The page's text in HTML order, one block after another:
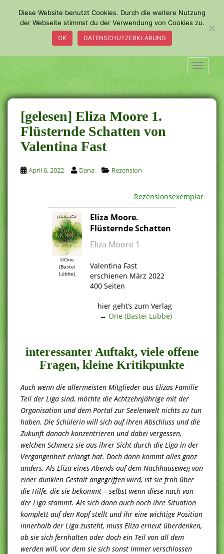
a
i
n
c
o
n
t
e
n
t
[gelesen] Eliza Moore 1.
Flüsternde Schatten von
Valentina Fast
April 6, 2022 Dana Rezension
Rezensionsexemplar
©One
(Bastei
Lübbe)
Eliza Moore.
Flüsternde Schatten
Eliza Moore 1
Valentina Fast
erschienen März 2022
400 Seiten
hier geht’s zum Verlag
→ One (Bastei Lübbe)
interessanter Auftakt, viele offene
Fragen, kleine Kritikpunkte
Auch wenn die allermeisten Mitglieder aus Elizas Familie
Teil der Liga sind, möchte die Achtzehnjährige mit der
Organisation und dem Portal zur Seelenwelt nichts zu tun
haben. Die Schülerin will sich auf ihren Abschluss und die
Zukunft danach konzentrieren und dabei vergessen,
welchen Schmerz sie aus ihrer Sicht durch die Liga in der
Vergangenheit erlangt hat. Doch dann kommt alles ganz
anders. Als Eliza eines Abends auf dem Nachhauseweg von
einer dunklen Gestalt angegriffen wird, ist sie froh über
die Hilfe, die sie bekommt – selbst wenn diese nach von
der Liga stammt. Als sich dann auch noch ihre Situation
komplett auf den Kopf stellt und ihr eine wichtige Position
innerhalb der Liga zusteht, muss Eliza erneut überdenken,
ob sie sich fernhalten oder doch ein Teil von all dem
werden will, vor dem sie sich sonst immer verschlossen
Diese Website benutzt Cookies. Durch die weitere Nutzung
der Webseite stimmst du der Verwendung von Cookies zu.
OK DATENSCHUTZERKLÄRUNG